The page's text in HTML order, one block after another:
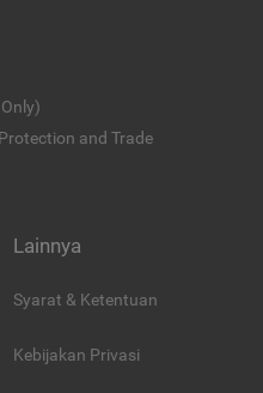
and Trade
Lainnya
Syarat & Ketentuan
Kebijakan Privasi